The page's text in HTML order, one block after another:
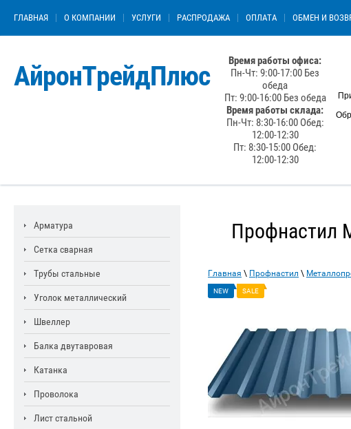
ГЛАВНАЯ О КОМПАНИИ УСЛУГИ РАСПРОДАЖА ОПЛАТА ОБМЕН И
АйронТрейдПлюс
Время работы офиса:
Пн-Чт: 9:00-17:00 Без
обеда
Пт: 9:00-16:00 Без обеда
Время работы склада:
Пн-Чт: 8:30-16:00 Обед:
12:00-12:30
Пт: 8:30-15:00 Обед:
12:00-12:30
Арматура
Сетка сварная
Трубы стальные
Уголок металлический
Швеллер
Балка двутавровая
Катанка
Проволока
Лист стальной
Профнастил
Главная \ Профнастил \
NEW SALE